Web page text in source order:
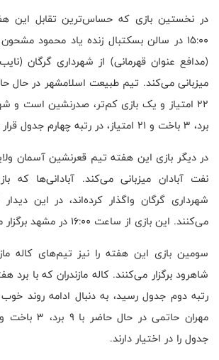
در نخستین بازی که حساس‌ترین تقابل این
۱۵:۰۰ در سالن بسکتبال زنده یاد محمود
(مدافع عنوان قهرمانی) از شهرداری گرگان
برد، ۳ باخت و ۲۱ امتیاز، در رتبه چهارم جدول قرار دارد.
در دیگر بازی این هفته تیم قعرنشین آسمان
نفت آبادان میزبانی می‌کند. آبادانی‌ها که
شهرداری گرگان واگذار کرده‌اند، در این
می‌کنند. این بازی از ساعت ۱۶:۰۰ در مشهد برگزار می‌شود.
سومین بازی این هفته را نیز تیم‌های کاله
شاهرود برگزار می‌کنند. کاله مازندران که با برد
رتبه دوم جدول رسید، به دنبال ادامه روند
جدول را در اختیار دارند.